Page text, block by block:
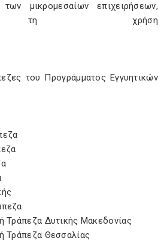
μικρομεσαίων επιχειρήσεων,
τη χρήση
του Προγράμματος Εγγυητικών
Δυτικής Μακεδονίας
Θεσσαλίας